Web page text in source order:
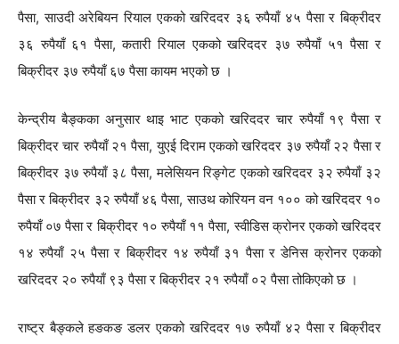
पैसा, साउदी अरेबियन रियाल एकको खरिददर ३६ रुपैयाँ ४५ पैसा र बिक्रीदर
३६ रुपैयाँ ६१ पैसा, कतारी रियाल एकको खरिददर ३७ रुपैयाँ ५१ पैसा र
बिक्रीदर ३७ रुपैयाँ ६७ पैसा कायम भएको छ ।
केन्द्रीय बैङ्कका अनुसार थाइ भाट एकको खरिददर चार रुपैयाँ १९ पैसा र
बिक्रीदर चार रुपैयाँ २१ पैसा, युएई दिराम एकको खरिददर ३७ रुपैयाँ २२ पैसा र
बिक्रीदर ३७ रुपैयाँ ३८ पैसा, मलेसियन रिङ्गेट एकको खरिददर ३२ रुपैयाँ ३२
पैसा र बिक्रीदर ३२ रुपैयाँ ४६ पैसा, साउथ कोरियन वन १०० को खरिददर १०
रुपैयाँ ०७ पैसा र बिक्रीदर १० रुपैयाँ ११ पैसा, स्वीडिस क्रोनर एकको खरिददर
१४ रुपैयाँ २५ पैसा र बिक्रीदर १४ रुपैयाँ ३१ पैसा र डेनिस क्रोनर एकको
खरिददर २० रुपैयाँ ९३ पैसा र बिक्रीदर २१ रुपैयाँ ०२ पैसा तोकिएको छ ।
राष्ट्र बैङ्कले हङकङ डलर एकको खरिददर १७ रुपैयाँ ४२ पैसा र बिक्रीदर